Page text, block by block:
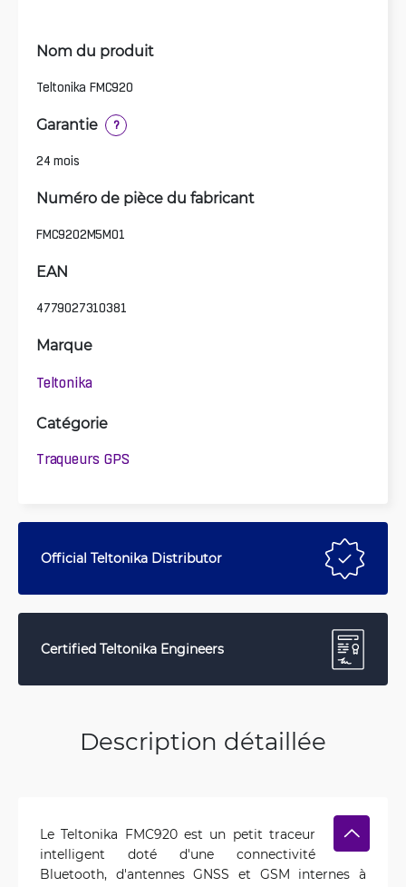
Nom du produit
Teltonika FMC920
Garantie ?
24 mois
Numéro de pièce du fabricant
FMC9202M5M01
EAN
4779027310381
Marque
Teltonika
Catégorie
Traqueurs GPS
Official Teltonika Distributor
Certified Teltonika Engineers
Description détaillée
Le Teltonika FMC920 est un petit traceur
intelligent doté d'une connectivité
Bluetooth, d'antennes GNSS et GSM internes à